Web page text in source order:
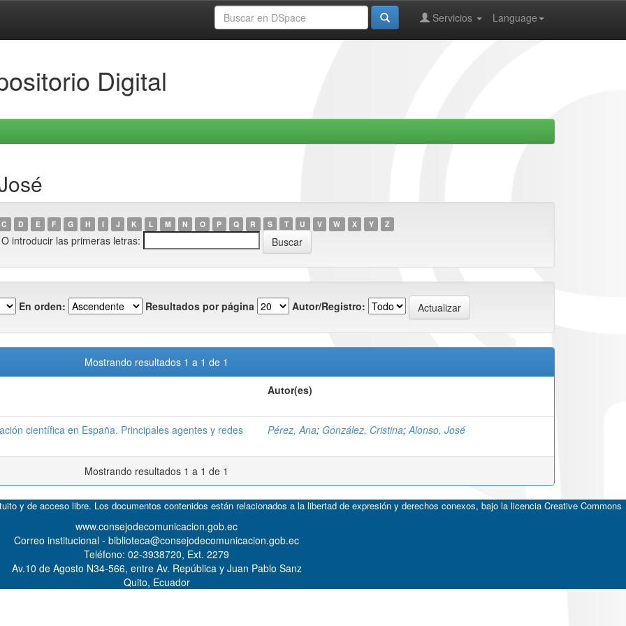
Language
Servicios
Digital
C D E F G H I J K L M N O P Q R S T U V W X Y Z
O introducir las primeras letras:
En orden: Resultados por página Autor/Registro:
Mostrando resultados 1 a 1 de 1
Autor(es)
científica en España. Principales agentes y redes
Pérez, Ana; González, Cristina;Alonso, José
Mostrando resultados 1 a 1 de 1
y de acceso libre. Los documentos contenidos están relacionados a la libertad de expresión y derechos conexos, bajo la licencia Creative Commons
www.consejodecomunicacion.gob.ec
Correo institucional - biblioteca@consejodecomunicacion.gob.ec
Teléfono: 02-3938720, Ext. 2279
Av.10 de Agosto N34-566, entre Av. República y Juan Pablo Sanz
Quito, Ecuador